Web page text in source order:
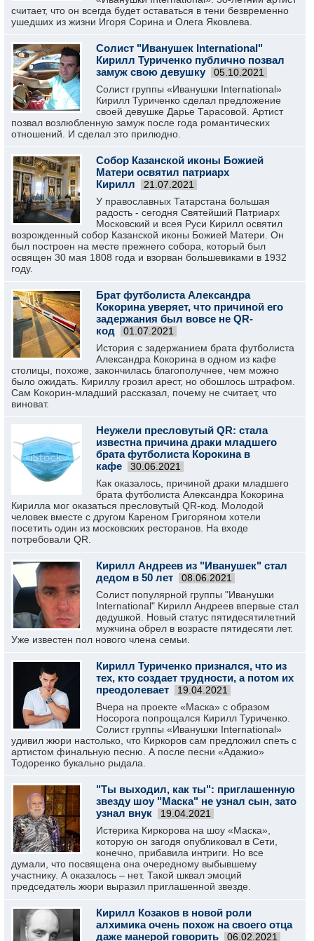
считает, что он всегда будет оставаться в тени безвременно
ушедших из жизни Игоря Сорина и Олега Яковлева.
Солист "Иванушек International"
Кирилл Туриченко публично позвал
замуж свою девушку
05.10.2021
Солист группы «Иванушки International»
Кирилл Туриченко сделал предложение
своей девушке Дарье Тарасовой. Артист
позвал возлюбленную замуж после года романтических
отношений. И сделал это прилюдно.
Собор Казанской иконы Божией
Матери освятил патриарх
Кирилл
21.07.2021
У православных Татарстана большая
радость - сегодня Святейший Патриарх
Московский и всея Руси Кирилл освятил
возрожденный собор Казанской иконы Божией Матери. Он
был построен на месте прежнего собора, который был
освящен 30 мая 1808 года и взорван большевиками в 1932
году.
Брат футболиста Александра
Кокорина уверяет, что причиной его
задержания был вовсе не QR-
код
01.07.2021
История с задержанием брата футболиста
Александра Кокорина в одном из кафе
столицы, похоже, закончилась благополучнее, чем можно
было ожидать. Кириллу грозил арест, но обошлось штрафом.
Сам Кокорин-младший рассказал, почему не считает, что
виноват.
Неужели пресловутый QR: стала
известна причина драки младшего
брата футболиста Корокина в
кафе
30.06.2021
Как оказалось, причиной драки младшего
брата футболиста Александра Кокорина
Кирилла мог оказаться пресловутый QR-код. Молодой
человек вместе с другом Кареном Григоряном хотели
посетить один из московских ресторанов. На входе
потребовали QR.
Кирилл Андреев из "Иванушек" стал
дедом в 50 лет
08.06.2021
Солист популярной группы "Иванушки
International" Кирилл Андреев впервые стал
дедушкой. Новый статус пятидесятилетний
мужчина обрел в возрасте пятидесяти лет.
Уже известен пол нового члена семьи.
Кирилл Туриченко признался, что из
тех, кто создает трудности, а потом их
преодолевает
19.04.2021
Вчера на проекте «Маска» с образом
Носорога попрощался Кирилл Туриченко.
Солист группы «Иванушки International»
удивил жюри настолько, что Киркоров сам предложил спеть с
артистом финальную песню. А после песни «Адажио»
Тодоренко букально рыдала.
"Ты выходил, как ты": приглашенную
звезду шоу "Маска" не узнал сын, зато
узнал внук
19.04.2021
Истерика Киркорова на шоу «Маска»,
которую он загодя опубликовал в Сети,
конечно, прибавила интриги. Но все
думали, что посвящена она очередному выбывшему
участнику. А оказалось – нет. Такой шквал эмоций
председатель жюри выразил приглашенной звезде.
Кирилл Козаков в новой роли
алхимика очень похож на своего отца
даже манерой говорить
06.02.2021